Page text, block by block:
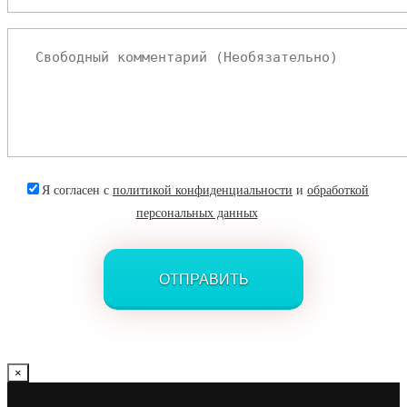
Я согласен с политикой конфиденциальности и обработкой
персональных данных
×